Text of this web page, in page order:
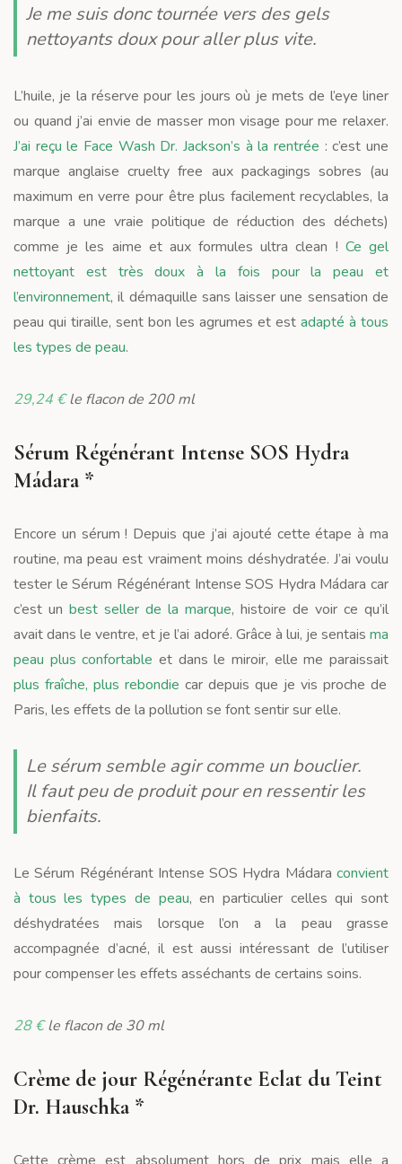
Je me suis donc tournée vers des gels
nettoyants doux pour aller plus vite.
L’huile, je la réserve pour les jours où je mets de l’eye liner
ou quand j’ai envie de masser mon visage pour me relaxer.
J’ai reçu le Face Wash Dr. Jackson’s à la rentrée : c’est une
marque anglaise cruelty free aux packagings sobres (au
maximum en verre pour être plus facilement recyclables, la
marque a une vraie politique de réduction des déchets)
comme je les aime et aux formules ultra clean ! Ce gel
nettoyant est très doux à la fois pour la peau et
l’environnement, il démaquille sans laisser une sensation de
peau qui tiraille, sent bon les agrumes et est adapté à tous
les types de peau.
29,24 €le flacon de 200 ml
Sérum Régénérant Intense SOS Hydra
Mádara *
Encore un sérum ! Depuis que j’ai ajouté cette étape à ma
routine, ma peau est vraiment moins déshydratée. J’ai voulu
tester le Sérum Régénérant Intense SOS Hydra Mádara car
c’est un best seller de la marque, histoire de voir ce qu’il
avait dans le ventre, et je l’ai adoré. Grâce à lui, je sentais ma
peau plus confortable et dans le miroir, elle me paraissait
plus fraîche, plus rebondie car depuis que je vis proche de
Paris, les effets de la pollution se font sentir sur elle.
Le sérum semble agir comme un bouclier.
Il faut peu de produit pour en ressentir les
bienfaits.
Le Sérum Régénérant Intense SOS Hydra Mádara convient
à tous les types de peau, en particulier celles qui sont
déshydratées mais lorsque l’on a la peau grasse
accompagnée d’acné, il est aussi intéressant de l’utiliser
pour compenser les effets asséchants de certains soins.
28 €le flacon de 30 ml
Crème de jour Régénérante Eclat du Teint
Dr. Hauschka *